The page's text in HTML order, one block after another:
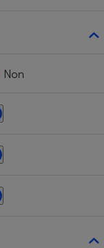
Non